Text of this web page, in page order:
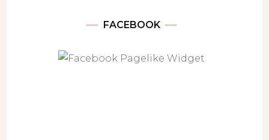
FACEBOOK